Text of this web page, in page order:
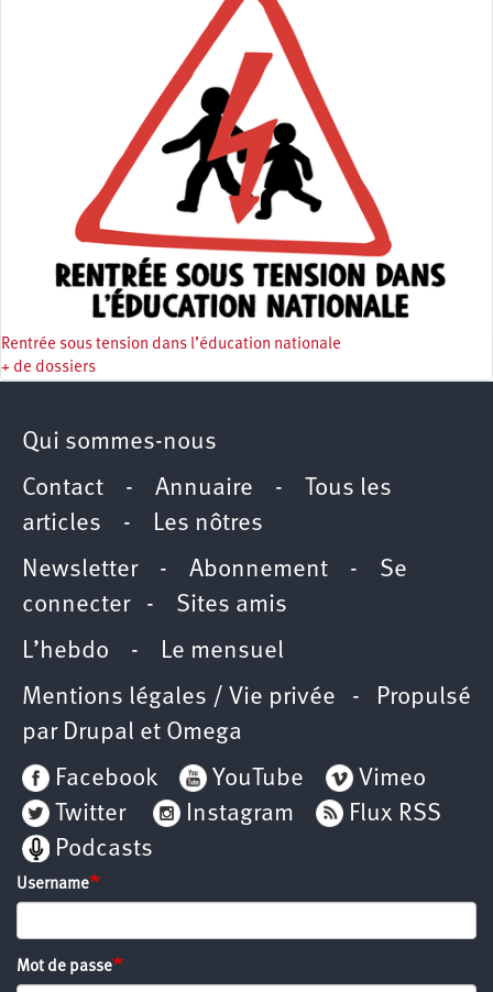
Rentrée sous tension dans l’éducation nationale
+ de dossiers
Qui sommes-nous
Contact - Annuaire -
Tous les
articles - Les nôtres
Newsletter- Abonnement - Se
connecter- Sites amis
L’hebdo - Le mensuel
Mentions légales / Vie privée - Propulsé
par Drupal et Omega
Facebook
YouTube
Vimeo
Twitter
Instagram
Flux RSS
Podcasts
Username
Mot de passe